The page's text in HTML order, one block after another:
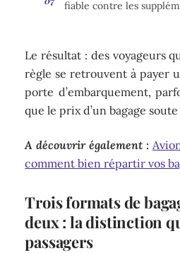
fiable contre les
Le résultat : des voyageurs
règle se retrouvent à payer
porte d’embarquement,
que le prix d’un bagage
A découvrir également :
comment bien répartir vos
Trois formats de
deux : la distinction
passagers